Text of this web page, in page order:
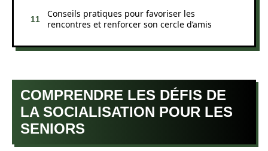
Conseils pratiques pour favoriser les
rencontres et renforcer son cercle d’amis
COMPRENDRE LES DÉFIS DE
LA SOCIALISATION POUR LES
SENIORS